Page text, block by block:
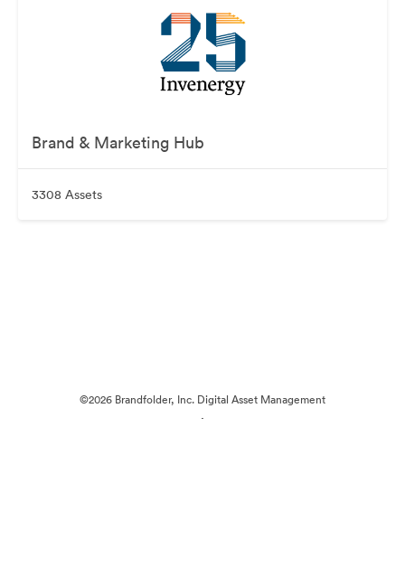
Brand & Marketing Hub
3308 Assets
©2026 Brandfolder, Inc. Digital Asset Management
·